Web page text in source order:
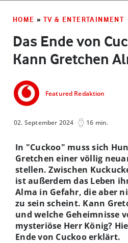
HOME » TV & ENTERTAINMENT
Das Ende von
Kann Gretchen
Featured Redaktion
02. September 2024 16 min.
In "Cuckoo" muss sich
Gretchen einer völlig
stellen. Zwischen
ist außerdem das Leben
Alma in Gefahr, die aber
zu sein scheint. Kann
und welche Geheimnisse
mysteriöse Herr König?
Ende von Cuckoo erklärt.